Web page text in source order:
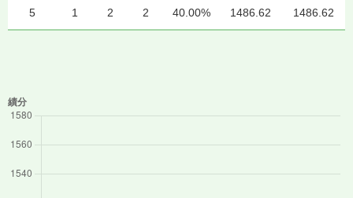
5 1 2 2 40.00% 1486.62 1486.62